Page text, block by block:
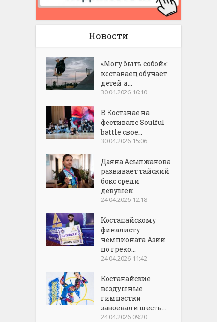
Новости
«Могу быть собой»:
костанаец обучает
детей и...
30.04.2026 16:10
В Костанае на
фестивале Soulful
battle свое...
30.04.2026 15:06
Даяна Асылжанова
развивает тайский
бокс среди
девушек
24.04.2026 12:18
Костанайскому
финалисту
чемпионата Азии
по греко...
24.04.2026 11:42
Костанайские
воздушные
гимнастки
завоевали шесть...
24.04.2026 09:20